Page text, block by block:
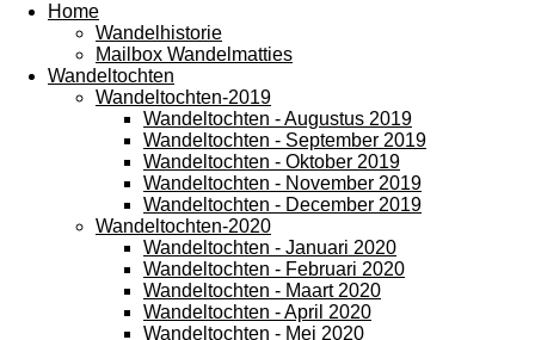
Home
Wandelhistorie
Mailbox Wandelmatties
Wandeltochten
Wandeltochten-2019
Wandeltochten - Augustus 2019
Wandeltochten - September 2019
Wandeltochten - Oktober 2019
Wandeltochten - November 2019
Wandeltochten - December 2019
Wandeltochten-2020
Wandeltochten - Januari 2020
Wandeltochten - Februari 2020
Wandeltochten - Maart 2020
Wandeltochten - April 2020
Wandeltochten - Mei 2020